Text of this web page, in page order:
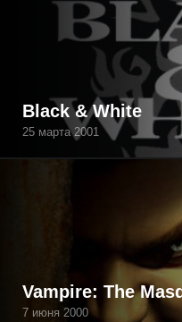
Black & White
25 марта 2001
Vampire: The
7 июня 2000